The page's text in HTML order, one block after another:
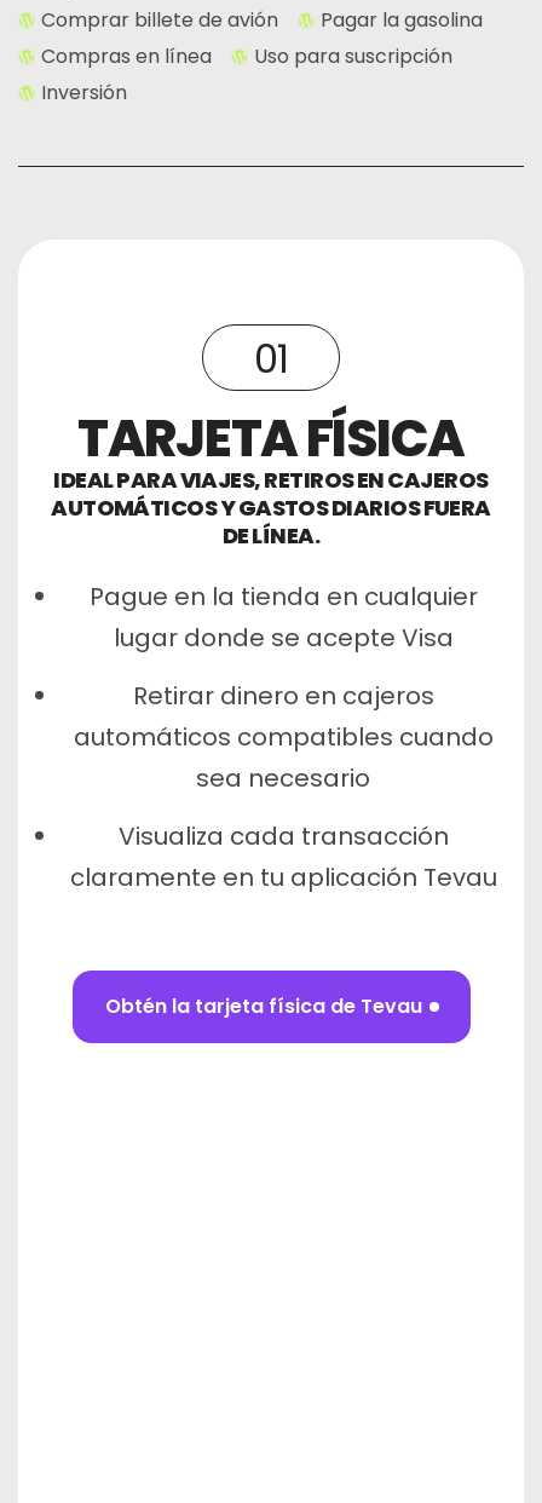
Comprar billete de avión
Pagar la gasolina
Compras en línea
Uso para suscripción
Inversión
01
TARJETA FÍSICA
IDEAL PARA VIAJES, RETIROS EN CAJEROS
AUTOMÁTICOS Y GASTOS DIARIOS FUERA
DE LÍNEA.
Pague en la tienda en cualquier
lugar donde se acepte Visa
Retirar dinero en cajeros
automáticos compatibles cuando
sea necesario
Visualiza cada transacción
claramente en tu aplicación Tevau
Obtén la tarjeta física de Tevau